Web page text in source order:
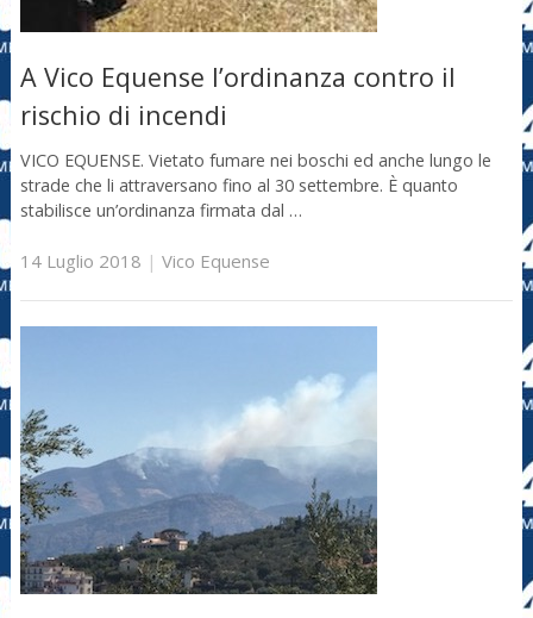
A Vico Equense l’ordinanza contro il
rischio di incendi
VICO EQUENSE. Vietato fumare nei boschi ed anche lungo le
strade che li attraversano fino al 30 settembre. È quanto
stabilisce un’ordinanza firmata dal …
14 Luglio 2018 | Vico Equense